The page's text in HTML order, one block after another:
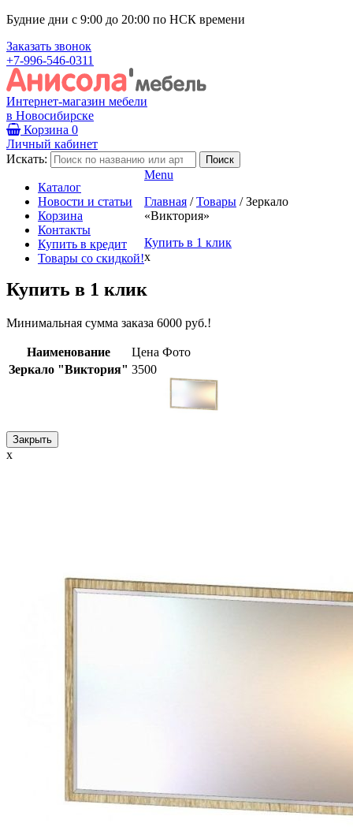
Будние дни с 9:00 до 20:00 по НСК времени
Заказать звонок
+7-996-546-0311
Интернет-магазин мебели
в Новосибирске
Корзина 0
Личный кабинет
Искать:
Каталог
Новости и статьи
Корзина
Контакты
Купить в кредит
Товары со скидкой!
Menu
Главная / Товары / Зеркало
«Виктория»
Купить в 1 клик
x
Купить в 1 клик
Минимальная сумма заказа 6000 руб.!
Наименование Цена Фото
Зеркало "Виктория" 3500
Закрыть
x